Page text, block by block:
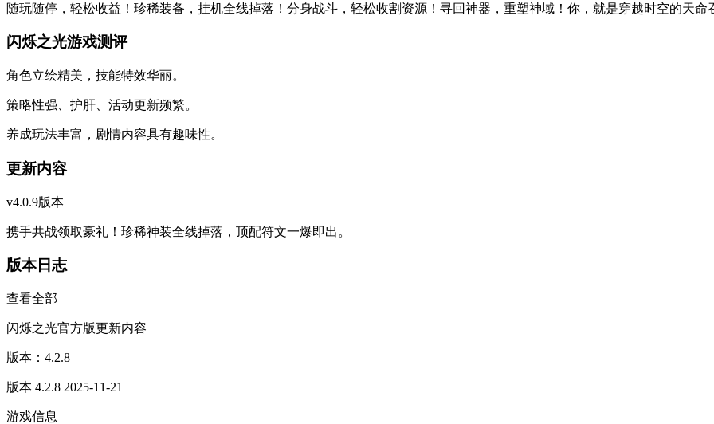
随玩随停，轻松收益！珍稀装备，挂机全线掉落！分身战斗，轻松收割资源！寻回神器，重塑神域！你，就是穿越时空的天命
闪烁之光游戏测评
角色立绘精美，技能特效华丽。
策略性强、护肝、活动更新频繁。
养成玩法丰富，剧情内容具有趣味性。
更新内容
v4.0.9版本
携手共战领取豪礼！珍稀神装全线掉落，顶配符文一爆即出。
版本日志
查看全部
闪烁之光官方版更新内容
版本：4.2.8
版本 4.2.8 2025-11-21
游戏信息